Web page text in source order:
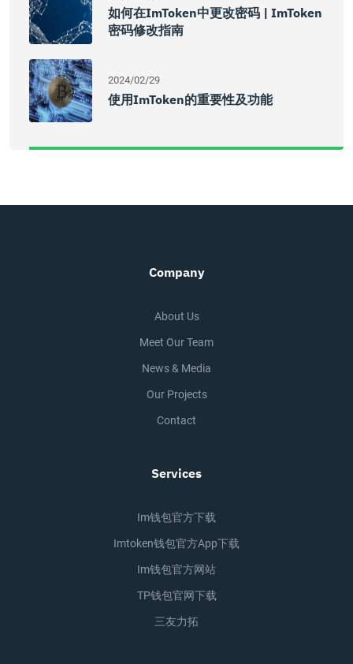
如何在imToken中更改密码 | ImToken
密码修改指南
2024/02/29
使用imToken的重要性及功能
Company
About Us
Meet Our Team
News & Media
Our Projects
Contact
Services
Im钱包官方下载
Imtoken钱包官方app下载
Im钱包官方网站
TP钱包官网下载
三友力拓